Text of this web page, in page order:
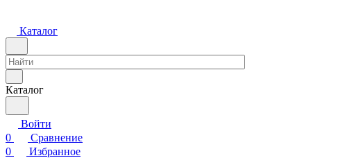
Каталог
Каталог
Войти
0
Сравнение
0
Избранное